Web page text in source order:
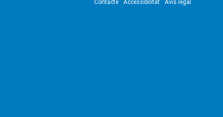
Contacte Accessibilitat Avís legal